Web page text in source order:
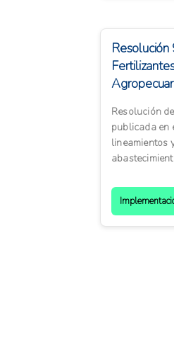
Resolución
publicada en
lineamientos